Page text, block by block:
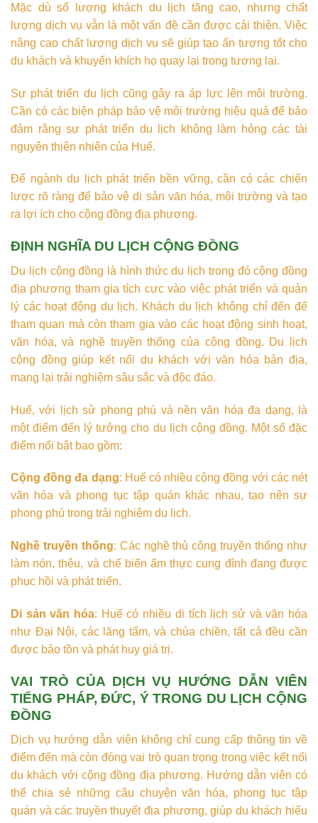
Mặc dù số lượng khách du lịch tăng cao, nhưng chất
lượng dịch vụ vẫn là một vấn đề cần được cải thiện. Việc
nâng cao chất lượng dịch vụ sẽ giúp tạo ấn tượng tốt cho
du khách và khuyến khích họ quay lại trong tương lai.
Sự phát triển du lịch cũng gây ra áp lực lên môi trường.
Cần có các biện pháp bảo vệ môi trường hiệu quả để bảo
đảm rằng sự phát triển du lịch không làm hỏng các tài
nguyên thiên nhiên của Huế.
Để ngành du lịch phát triển bền vững, cần có các chiến
lược rõ ràng để bảo vệ di sản văn hóa, môi trường và tạo
ra lợi ích cho cộng đồng địa phương.
ĐỊNH NGHĨA DU LỊCH CỘNG ĐỒNG
Du lịch cộng đồng là hình thức du lịch trong đó cộng đồng
địa phương tham gia tích cực vào việc phát triển và quản
lý các hoạt động du lịch. Khách du lịch không chỉ đến để
tham quan mà còn tham gia vào các hoạt động sinh hoạt,
văn hóa, và nghề truyền thống của cộng đồng. Du lịch
cộng đồng giúp kết nối du khách với văn hóa bản địa,
mang lại trải nghiệm sâu sắc và độc đáo.
Huế, với lịch sử phong phú và nền văn hóa đa dạng, là
một điểm đến lý tưởng cho du lịch cộng đồng. Một số đặc
điểm nổi bật bao gồm:
Cộng đồng đa dạng: Huế có nhiều cộng đồng với các nét
văn hóa và phong tục tập quán khác nhau, tạo nên sự
phong phú trong trải nghiệm du lịch.
Nghề truyền thống: Các nghề thủ công truyền thống như
làm nón, thêu, và chế biến ẩm thực cung đình đang được
phục hồi và phát triển.
Di sản văn hóa: Huế có nhiều di tích lịch sử và văn hóa
như Đại Nội, các lăng tẩm, và chùa chiền, tất cả đều cần
được bảo tồn và phát huy giá trị.
VAI TRÒ CỦA DỊCH VỤ HƯỚNG DẪN VIÊN
TIẾNG PHÁP, ĐỨC, Ý TRONG DU LỊCH CỘNG
ĐỒNG
Dịch vụ hướng dẫn viên không chỉ cung cấp thông tin về
điểm đến mà còn đóng vai trò quan trọng trong việc kết nối
du khách với cộng đồng địa phương. Hướng dẫn viên có
thể chia sẻ những câu chuyện văn hóa, phong tục tập
quán và các truyền thuyết địa phương, giúp du khách hiểu